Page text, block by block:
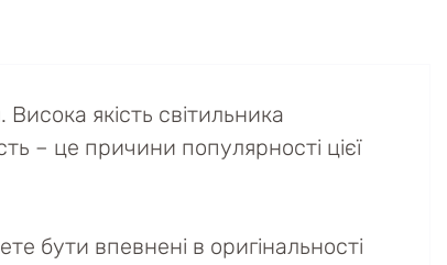
якість світильника
– це причини популярності цієї
бути впевнені в оригінальності